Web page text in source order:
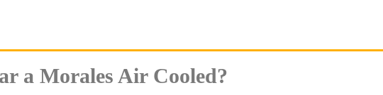
a Morales Air Cooled?